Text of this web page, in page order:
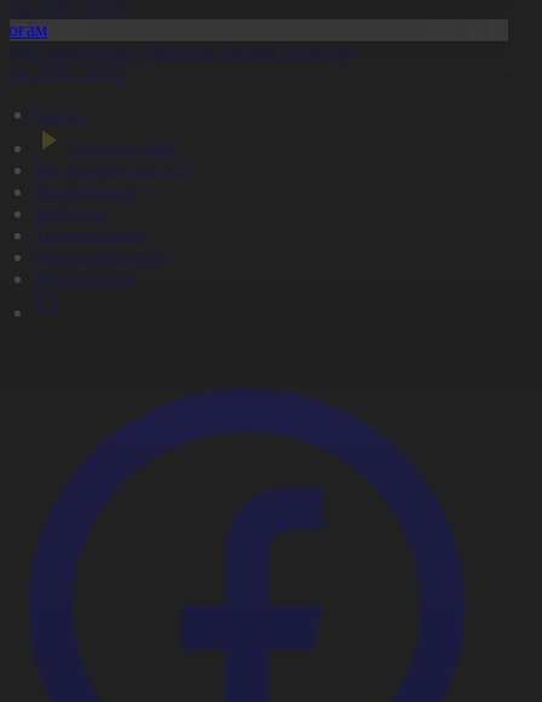
20:09
импортына уақытша тыйым салынды
20:07
Басты
Тікелей эфир
Бағдарлама кестесі
Жаңалықтар
Жобалар
Телехикаялар
Мультсериалдар
Видеоархив